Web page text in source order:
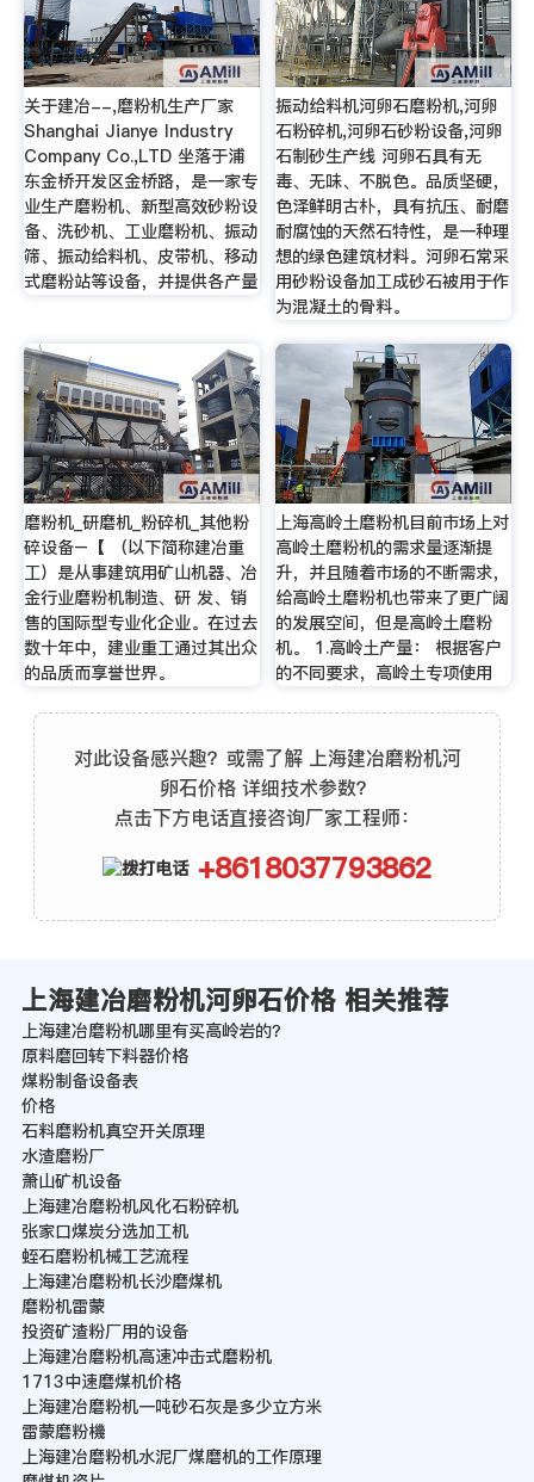
关于建冶--,磨粉机生产厂家
Shanghai Jianye Industry
Company Co.,LTD 坐落于浦
东金桥开发区金桥路，是一家专
业生产磨粉机、新型高效砂粉设
备、洗砂机、工业磨粉机、振动
筛、振动给料机、皮带机、移动
式磨粉站等设备，并提供各产量
振动给料机河卵石磨粉机,河卵
石粉碎机,河卵石砂粉设备,河卵
石制砂生产线 河卵石具有无
毒、无味、不脱色。品质坚硬，
色泽鲜明古朴，具有抗压、耐磨
耐腐蚀的天然石特性，是一种理
想的绿色建筑材料。河卵石常采
用砂粉设备加工成砂石被用于作
为混凝土的骨料。
磨粉机_研磨机_粉碎机_其他粉
碎设备–【 （以下简称建冶重
工）是从事建筑用矿山机器、冶
金行业磨粉机制造、研 发、销
售的国际型专业化企业。在过去
数十年中，建业重工通过其出众
的品质而享誉世界。
上海高岭土磨粉机目前市场上对
高岭土磨粉机的需求量逐渐提
升，并且随着市场的不断需求，
给高岭土磨粉机也带来了更广阔
的发展空间，但是高岭土磨粉
机。 1.高岭土产量： 根据客户
的不同要求，高岭土专项使用
对此设备感兴趣？或需了解 上海建冶磨粉机河
卵石价格 详细技术参数？
点击下方电话直接咨询厂家工程师：
+8618037793862
上海建冶磨粉机河卵石价格 相关推荐
上海建冶磨粉机哪里有买高岭岩的？
原料磨回转下料器价格
煤粉制备设备表
价格
石料磨粉机真空开关原理
水渣磨粉厂
萧山矿机设备
上海建冶磨粉机风化石粉碎机
张家口煤炭分选加工机
蛭石磨粉机械工艺流程
上海建冶磨粉机长沙磨煤机
磨粉机雷蒙
投资矿渣粉厂用的设备
上海建冶磨粉机高速冲击式磨粉机
1713中速磨煤机价格
上海建冶磨粉机一吨砂石灰是多少立方米
雷蒙磨粉機
上海建冶磨粉机水泥厂煤磨机的工作原理